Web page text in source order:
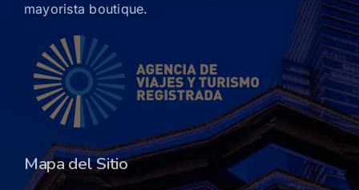
mayorista boutique.
Mapa del Sitio